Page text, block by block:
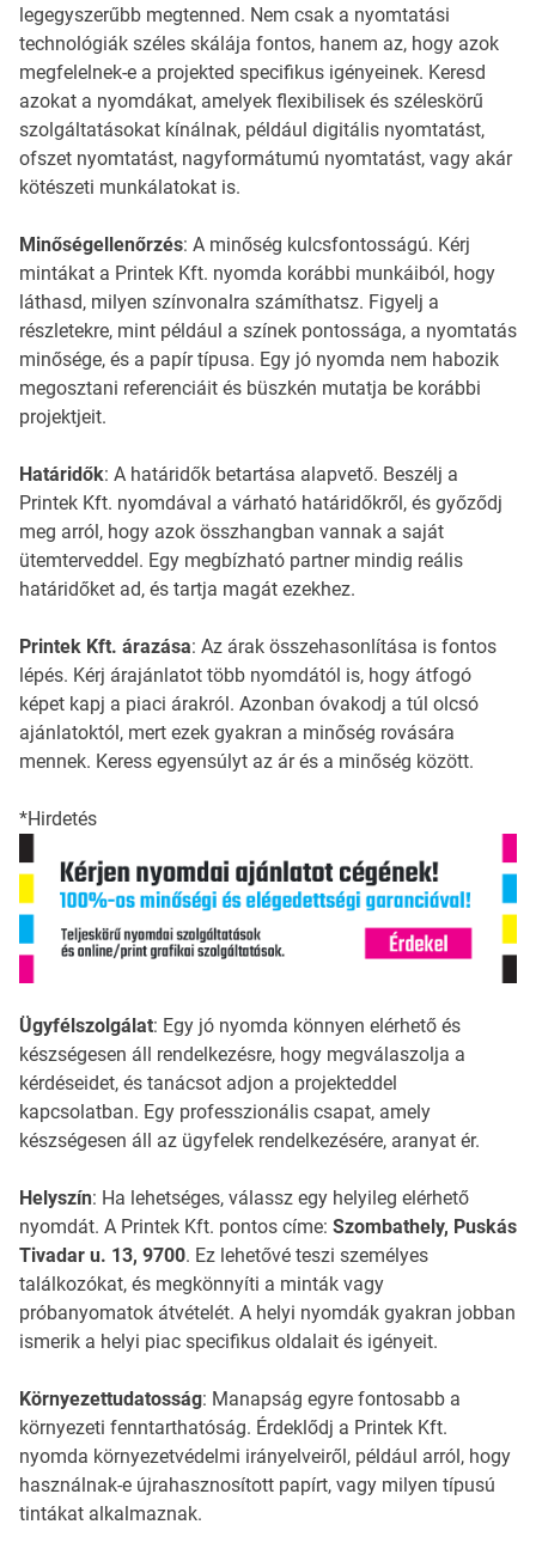
legegyszerűbb megtenned. Nem csak a nyomtatási
technológiák széles skálája fontos, hanem az, hogy azok
megfelelnek-e a projekted specifikus igényeinek. Keresd
azokat a nyomdákat, amelyek flexibilisek és széleskörű
szolgáltatásokat kínálnak, például digitális nyomtatást,
ofszet nyomtatást, nagyformátumú nyomtatást, vagy akár
kötészeti munkálatokat is.
Minőségellenőrzés: A minőség kulcsfontosságú. Kérj
mintákat a Printek Kft. nyomda korábbi munkáiból, hogy
láthasd, milyen színvonalra számíthatsz. Figyelj a
részletekre, mint például a színek pontossága, a nyomtatás
minősége, és a papír típusa. Egy jó nyomda nem habozik
megosztani referenciáit és büszkén mutatja be korábbi
projektjeit.
Határidők: A határidők betartása alapvető. Beszélj a
Printek Kft. nyomdával a várható határidőkről, és győződj
meg arról, hogy azok összhangban vannak a saját
ütemterveddel. Egy megbízható partner mindig reális
határidőket ad, és tartja magát ezekhez.
Printek Kft. árazása: Az árak összehasonlítása is fontos
lépés. Kérj árajánlatot több nyomdától is, hogy átfogó
képet kapj a piaci árakról. Azonban óvakodj a túl olcsó
ajánlatoktól, mert ezek gyakran a minőség rovására
mennek. Keress egyensúlyt az ár és a minőség között.
*Hirdetés
Ügyfélszolgálat: Egy jó nyomda könnyen elérhető és
készségesen áll rendelkezésre, hogy megválaszolja a
kérdéseidet, és tanácsot adjon a projekteddel
kapcsolatban. Egy professzionális csapat, amely
készségesen áll az ügyfelek rendelkezésére, aranyat ér.
Helyszín: Ha lehetséges, válassz egy helyileg elérhető
nyomdát. A Printek Kft. pontos címe: Szombathely, Puskás
Tivadar u. 13, 9700. Ez lehetővé teszi személyes
találkozókat, és megkönnyíti a minták vagy
próbanyomatok átvételét. A helyi nyomdák gyakran jobban
ismerik a helyi piac specifikus oldalait és igényeit.
Környezettudatosság: Manapság egyre fontosabb a
környezeti fenntarthatóság. Érdeklődj a Printek Kft.
nyomda környezetvédelmi irányelveiről, például arról, hogy
használnak-e újrahasznosított papírt, vagy milyen típusú
tintákat alkalmaznak.